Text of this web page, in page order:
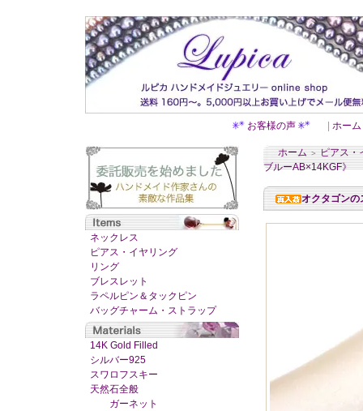
お客様の声 ホーム
ネックレス
ピアス・イヤリング
リング
ブレスレット
ラペルピン＆タックピン
バッグチャーム・ストラップ
14K Gold Filled
シルバー925
スワロフスキー
天然石全般
ガーネット
ホーム ＞ ピアス・
ブルーAB×14KGF》
オクタゴン